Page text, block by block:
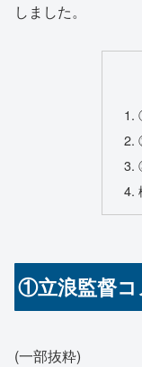
しました。
①立浪監督コ
(一部抜粋)